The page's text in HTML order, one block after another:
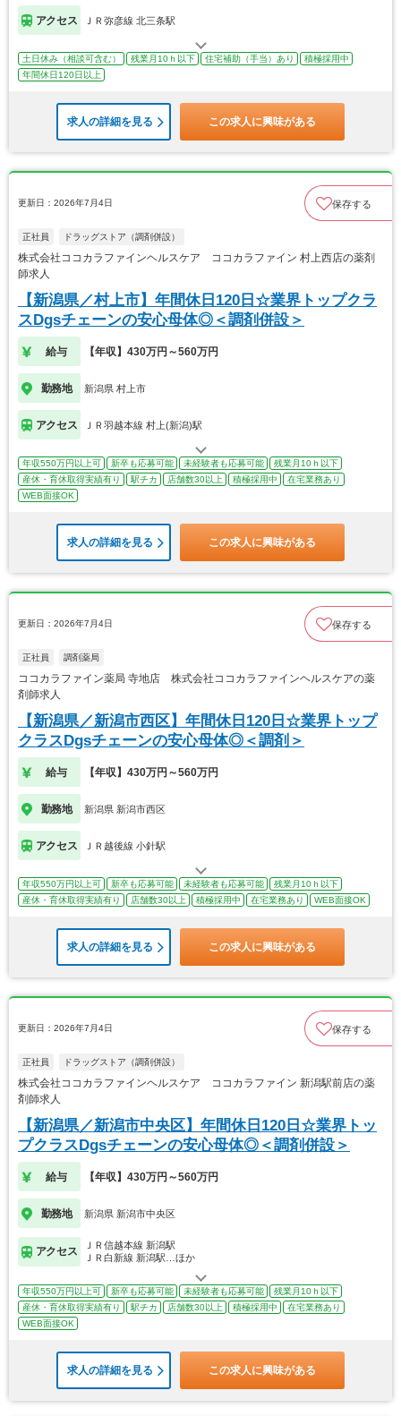
アクセス ＪＲ弥彦線 北三条駅
土日休み（相談可含む） 残業月10ｈ以下 住宅補助（手当）あり
積極採用中
年間休日120日以上
求人の詳細を見る この求人に興味がある
更新日：2026年7月4日 保存する
正社員 ドラッグストア（調剤併設）
株式会社ココカラファインヘルスケア ココカラファイン 村上西店の薬剤
師求人
【新潟県／村上市】年間休日120日☆業界トップクラ
スDgsチェーンの安心母体◎＜調剤併設＞
給与 【年収】430万円～560万円
勤務地 新潟県 村上市
アクセス ＪＲ羽越本線 村上(新潟)駅
年収550万円以上可 新卒も応募可能 未経験者も応募可能
残業月10ｈ以下
産休・育休取得実績有り
駅チカ 店舗数30以上 積極採用中
在宅業務あり
WEB面接OK
求人の詳細を見る この求人に興味がある
更新日：2026年7月4日 保存する
正社員 調剤薬局
ココカラファイン薬局 寺地店 株式会社ココカラファインヘルスケアの薬
剤師求人
【新潟県／新潟市西区】年間休日120日☆業界トップ
クラスDgsチェーンの安心母体◎＜調剤＞
給与 【年収】430万円～560万円
勤務地 新潟県 新潟市西区
アクセス ＪＲ越後線 小針駅
年収550万円以上可 新卒も応募可能 未経験者も応募可能
残業月10ｈ以下
産休・育休取得実績有り
店舗数30以上 積極採用中 在宅業務あり WEB面接OK
求人の詳細を見る この求人に興味がある
更新日：2026年7月4日 保存する
正社員 ドラッグストア（調剤併設）
株式会社ココカラファインヘルスケア ココカラファイン 新潟駅前店の薬
剤師求人
【新潟県／新潟市中央区】年間休日120日☆業界トッ
プクラスDgsチェーンの安心母体◎＜調剤併設＞
給与 【年収】430万円～560万円
勤務地 新潟県 新潟市中央区
アクセス
ＪＲ信越本線 新潟駅
ＪＲ白新線 新潟駅…ほか
年収550万円以上可 新卒も応募可能 未経験者も応募可能
残業月10ｈ以下
産休・育休取得実績有り
駅チカ 店舗数30以上 積極採用中
在宅業務あり
WEB面接OK
求人の詳細を見る この求人に興味がある